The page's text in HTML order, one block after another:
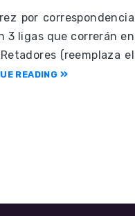
por correspondencia
3 ligas que correrán en
(reemplaza el
READING